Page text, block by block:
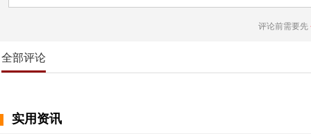
评论前需要先
全部评论
实用资讯